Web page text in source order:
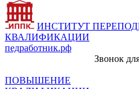
ИНСТИТУТ
КВАЛИФИКАЦИИ
педработник.рф
Звонок
ПОВЫШЕНИЕ